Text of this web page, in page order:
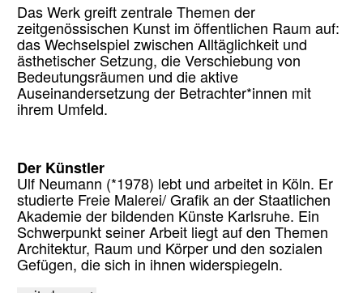
Das Werk greift zentrale Themen der
zeitgenössischen Kunst im öffentlichen Raum auf:
das Wechselspiel zwischen Alltäglichkeit und
ästhetischer Setzung, die Verschiebung von
Bedeutungsräumen und die aktive
Auseinandersetzung der Betrachter*innen mit
ihrem Umfeld.
Der Künstler
Ulf Neumann (*1978) lebt und arbeitet in Köln. Er
studierte Freie Malerei/ Grafik an der Staatlichen
Akademie der bildenden Künste Karlsruhe. Ein
Schwerpunkt seiner Arbeit liegt auf den Themen
Architektur, Raum und Körper und den sozialen
Gefügen, die sich in ihnen widerspiegeln.